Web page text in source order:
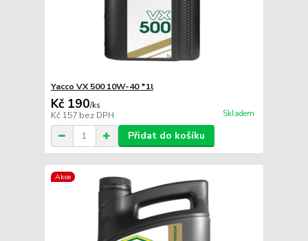
Yacco VX 500 10W-40 *1l
Kč 190/ks
Kč 157 bez DPH Skladem
Přidat do košíku
Akce